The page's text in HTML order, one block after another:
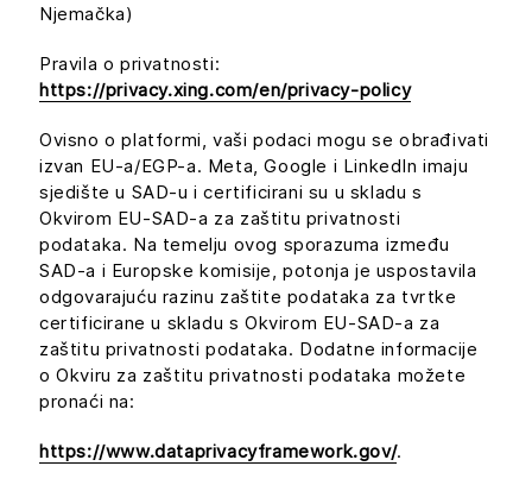
Njemačka)
Pravila o privatnosti:
https://privacy.xing.com/en/privacy-policy
Ovisno o platformi, vaši podaci mogu se obrađivati
izvan EU-a/EGP-a. Meta, Google i LinkedIn imaju
sjedište u SAD-u i certificirani su u skladu s
Okvirom EU-SAD-a za zaštitu privatnosti
podataka. Na temelju ovog sporazuma između
SAD-a i Europske komisije, potonja je uspostavila
odgovarajuću razinu zaštite podataka za tvrtke
certificirane u skladu s Okvirom EU-SAD-a za
zaštitu privatnosti podataka. Dodatne informacije
o Okviru za zaštitu privatnosti podataka možete
pronaći na:
https://www.dataprivacyframework.gov/.